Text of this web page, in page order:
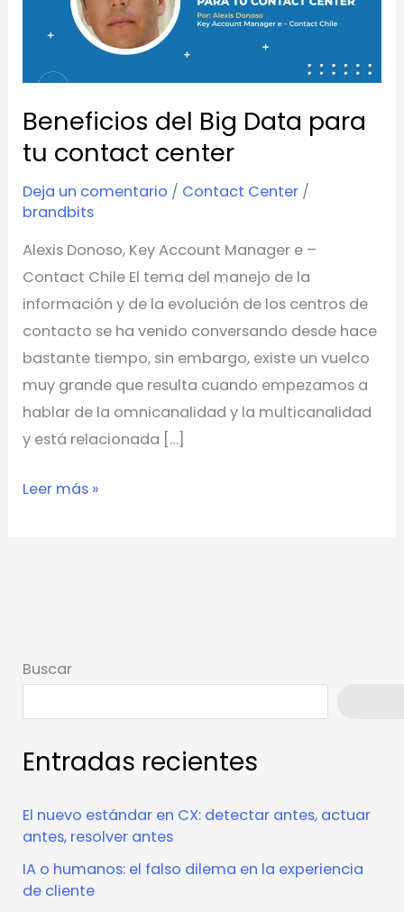
Beneficios del Big Data para
tu contact center
Deja un comentario / Contact Center /
brandbits
Alexis Donoso, Key Account Manager e –
Contact Chile El tema del manejo de la
información y de la evolución de los centros de
contacto se ha venido conversando desde hace
bastante tiempo, sin embargo, existe un vuelco
muy grande que resulta cuando empezamos a
hablar de la omnicanalidad y la multicanalidad
y está relacionada […]
para
contact
center
Leer más »
Buscar
Entradas recientes
El nuevo estándar en CX: detectar antes, actuar
antes, resolver antes
IA o humanos: el falso dilema en la experiencia
de cliente